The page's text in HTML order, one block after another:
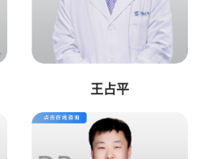
王占平